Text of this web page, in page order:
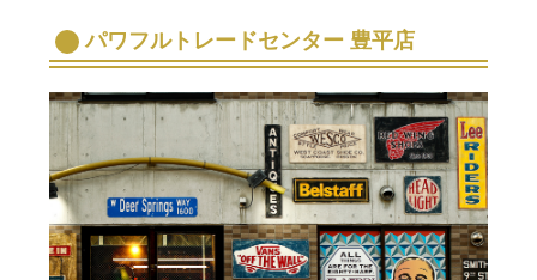
パワフルトレードセンター 豊平店